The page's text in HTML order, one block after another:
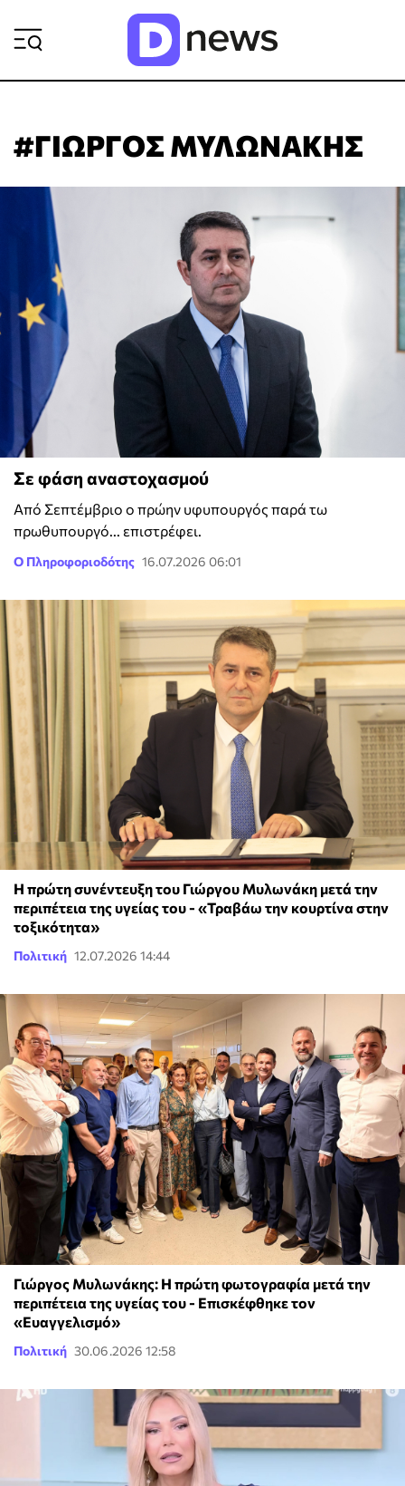
#ΓΙΩΡΓΟΣ ΜΥΛΩΝΑΚΗΣ
Σε φάση αναστοχασμού
Από Σεπτέμβριο ο πρώην υφυπουργός παρά τω
πρωθυπουργό... επιστρέφει.
Ο Πληροφοριοδότης 16.07.2026 06:01
Η πρώτη συνέντευξη του Γιώργου Μυλωνάκη μετά την
περιπέτεια της υγείας του - «Τραβάω την κουρτίνα στην
τοξικότητα»
Πολιτική 12.07.2026 14:44
Γιώργος Μυλωνάκης: Η πρώτη φωτογραφία μετά την
περιπέτεια της υγείας του - Επισκέφθηκε τον
«Ευαγγελισμό»
Πολιτική 30.06.2026 12:58